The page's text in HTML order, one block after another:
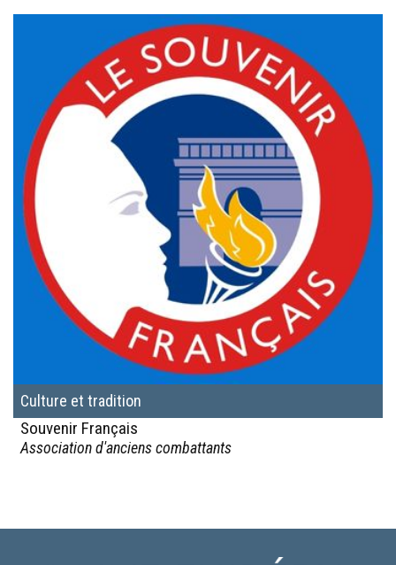
Culture et tradition
Souvenir Français
Association d'anciens combattants